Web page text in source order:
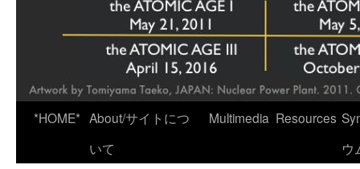
*HOME* About/サイトにつ
いて
Multimedia Resources
ウ